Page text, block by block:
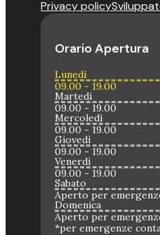
Privacy policy
Orario Apertura
Lunedì
09.00 - 19.00
Martedì
09.00 - 19.00
Mercoledì
09.00 - 19.00
Giovedì
09.00 - 19.00
Venerdì
09.00 - 19.00
Sabato
Aperto per
Domenica
Aperto per
*per emergenze